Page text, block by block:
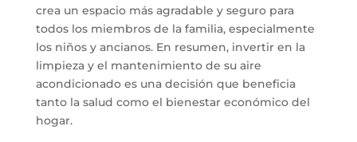
crea un espacio más agradable y seguro para
todos los miembros de la familia, especialmente
los niños y ancianos. En resumen, invertir en la
limpieza y el mantenimiento de su aire
acondicionado es una decisión que beneficia
tanto la salud como el bienestar económico del
hogar.